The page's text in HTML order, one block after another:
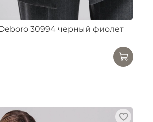
30994 черный фиолет